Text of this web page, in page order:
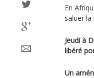
En
saluer la
Jeudi à
libéré
Un